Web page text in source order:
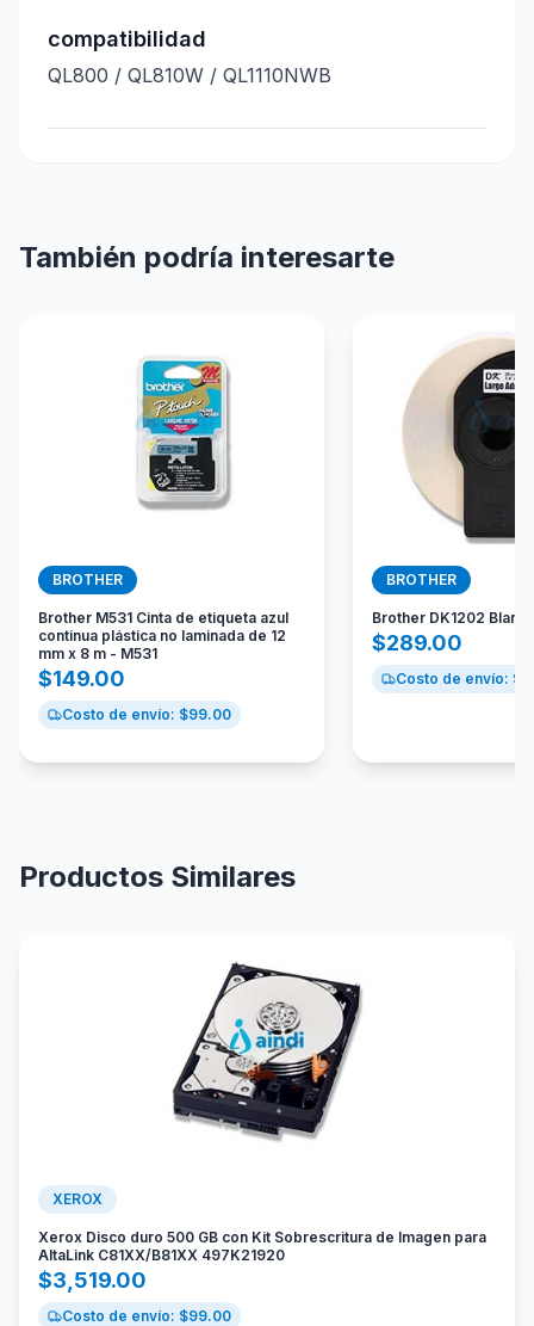
compatibilidad
QL800 / QL810W / QL1110NWB
También podría interesarte
BROTHER
Brother M531 Cinta de etiqueta azul
continua plástica no laminada de 12
mm x 8 m - M531
$149.00
Costo de envío: $99.00
BROTHER
Brother DK1202
$289.00
Costo de envío: $
Productos Similares
XEROX
Xerox Disco duro 500 GB con Kit Sobrescritura de Imagen para
AltaLink C81XX/B81XX 497K21920
$3,519.00
Costo de envío: $99.00